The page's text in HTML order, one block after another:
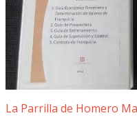
La Parrilla de Homero